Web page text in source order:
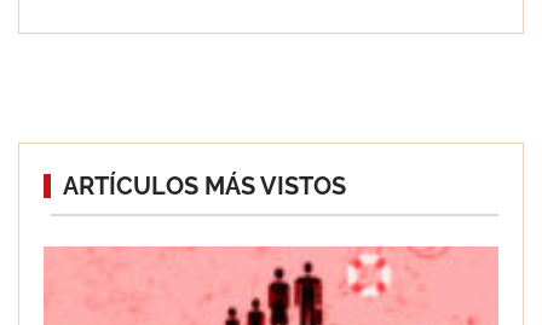
Solda Electric destaca el auge de la
soldadura con electrodo en los
trabajos donde otras tecnologías no
ARTÍCULOS MÁS VISTOS